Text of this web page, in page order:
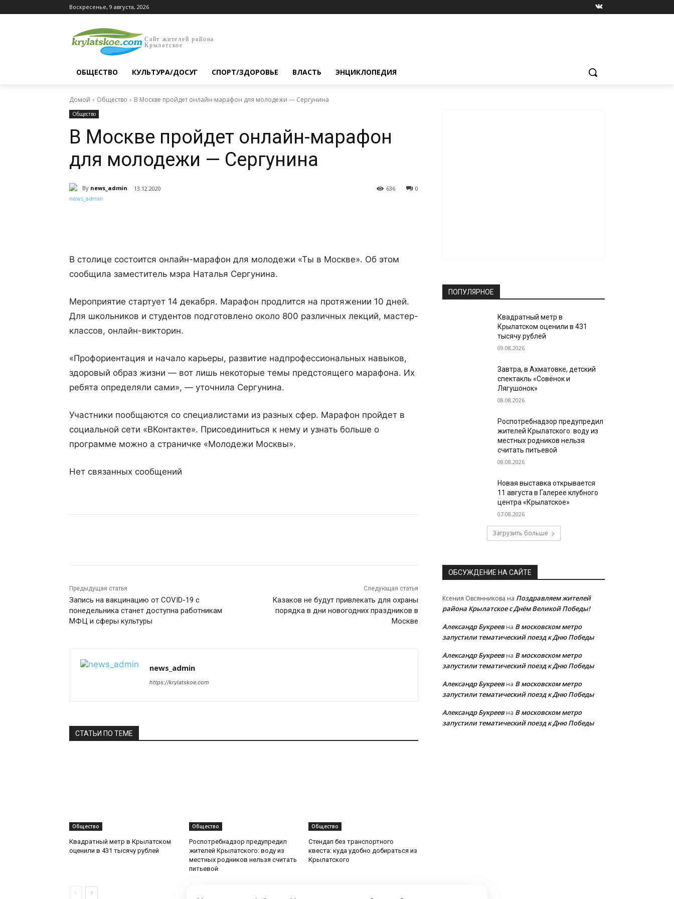
Воскресенье, 9 августа, 2026
Сайт жителей района
Крылатское
ОБЩЕСТВО КУЛЬТУРА/ДОСУГ СПОРТ/ЗДОРОВЬЕ ВЛАСТЬ ЭНЦИКЛОПЕДИЯ
Домой Общество В Москве пройдет онлайн-марафон для молодежи — Сергунина
Общество
В Москве пройдет онлайн-марафон
для молодежи — Сергунина
By news_admin 13.12.2020 0
636
В столице состоится онлайн-марафон для молодежи «Ты в Москве». Об этом
сообщила заместитель мэра Наталья Сергунина.
Мероприятие стартует 14 декабря. Марафон продлится на протяжении 10 дней.
Для школьников и студентов подготовлено около 800 различных лекций, мастер-
классов, онлайн-викторин.
«Профориентация и начало карьеры, развитие надпрофессиональных навыков,
здоровый образ жизни — вот лишь некоторые темы предстоящего марафона. Их
ребята определяли сами», — уточнила Сергунина.
Участники пообщаются со специалистами из разных сфер. Марафон пройдет в
социальной сети «ВКонтакте». Присоединиться к нему и узнать больше о
программе можно а страничке «Молодежи Москвы».
Нет связанных сообщений
Предыдущая статья
Запись на вакцинацию от COVID-19 с
понедельника станет доступна работникам
МФЦ и сферы культуры
Следующая статья
Казаков не будут привлекать для охраны
порядка в дни новогодних праздников в
Москве
news_admin
https://krylatskoe.com
СТАТЬИ ПО ТЕМЕ
Общество
Квадратный метр в Крылатском
оценили в 431 тысячу рублей
Общество
Роспотребнадзор предупредил
жителей Крылатского: воду из
местных родников нельзя считать
питьевой
Общество
Стендап без транспортного
квеста: куда удобно добираться из
Крылатского
ПОПУЛЯРНОЕ
Квадратный метр в
Крылатском оценили в 431
тысячу рублей
09.08.2026
Завтра, в Ахматовке, детский
спектакль «Совёнок и
Лягушонок»
08.08.2026
Роспотребнадзор предупредил
жителей Крылатского: воду из
местных родников нельзя
считать питьевой
08.08.2026
Новая выставка открывается
11 августа в Галерее клубного
центра «Крылатское»
07.08.2026
Загрузить больше
ОБСУЖДЕНИЕ НА САЙТЕ
Ксения Овсянникова на Поздравляем жителей
района Крылатское с Днём Великой Победы!
Александр Букреевна В московском метро
запустили тематический поезд к Дню Победы
Александр Букреевна В московском метро
запустили тематический поезд к Дню Победы
Александр Букреевна В московском метро
запустили тематический поезд к Дню Победы
Александр Букреевна В московском метро
запустили тематический поезд к Дню Победы